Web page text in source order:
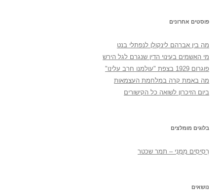
פוסטים אחרונים
מה בין אברהם לינקולן לנפתלי בנט
מי האשמים בעינוי הדין שנגרם לגל הירש
פוגרום 1929 בצפת "עולמנו חרב עלינו"
מה באמת קרה במלחמת העצמאות
ביום הזיכרון לשואה כל הקישורים
בלוגים מומלצים
רְסִיסִים מִמֶנִי – תמר שכטר
נושאים